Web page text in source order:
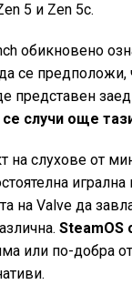
5 и Zen 5c.
обикновено
се предположи,
представен
случи още
на слухове от
на Valve да
SteamOS
или по-добра